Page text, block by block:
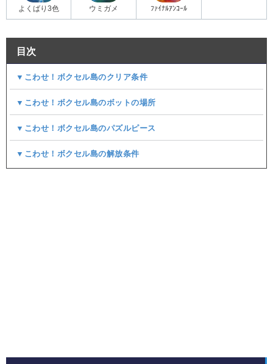
よくばり3色 ウミガメ ﾌｧｲﾅﾙｱﾝｺｰﾙ
目次
▼こわせ！ボクセル島のクリア条件
▼こわせ！ボクセル島のボットの場所
▼こわせ！ボクセル島のパズルピース
▼こわせ！ボクセル島の解放条件